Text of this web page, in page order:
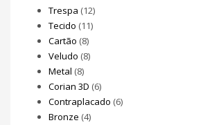
Trespa (12)
Tecido (11)
Cartão (8)
Veludo (8)
Metal (8)
Corian 3D (6)
Contraplacado (6)
Bronze (4)